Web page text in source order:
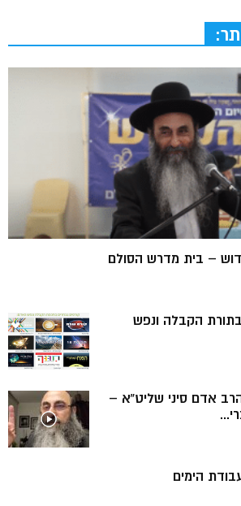
– בית מדרש הסולם
בתורת הקבלה ונפש
אדם סיני שליט”א –
הימים